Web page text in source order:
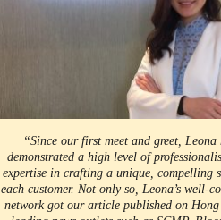
“Since our first meet and greet, Leona
demonstrated a high level of
expertise in crafting a unique, compelling
each customer. Not only so, Leona’s well-
network got our article published on Hong